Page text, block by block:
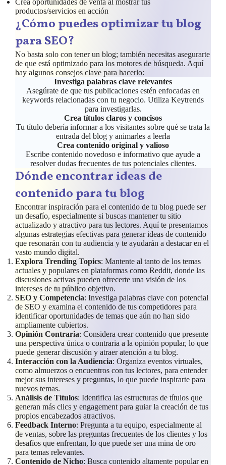
Crea oportunidades de venta al mostrar tus
productos/servicios en acción
¿Cómo puedes optimizar tu blog
para SEO?
No basta solo con tener un blog; también necesitas asegurarte
de que está optimizado para los motores de búsqueda. Aquí
hay algunos consejos clave para hacerlo:
Investiga palabras clave relevantes
Asegúrate de que tus publicaciones estén enfocadas en
keywords relacionadas con tu negocio. Utiliza Keytrends
para investigarlas.
Crea títulos claros y concisos
Tu título debería informar a los visitantes sobre qué se trata la
entrada del blog y animarles a leerla
Crea contenido original y valioso
Escribe contenido novedoso e informativo que ayude a
resolver dudas frecuentes de tus potenciales clientes.
Dónde encontrar ideas de
contenido para tu blog
Encontrar inspiración para el contenido de tu blog puede ser
un desafío, especialmente si buscas mantener tu sitio
actualizado y atractivo para tus lectores. Aquí te presentamos
algunas estrategias efectivas para generar ideas de contenido
que resonarán con tu audiencia y te ayudarán a destacar en el
vasto mundo digital.
Explora Trending Topics: Mantente al tanto de los temas
actuales y populares en plataformas como Reddit, donde las
discusiones activas pueden ofrecerte una visión de los
intereses de tu público objetivo.
SEO y Competencia: Investiga palabras clave con potencial
de SEO y examina el contenido de tus competidores para
identificar oportunidades de temas que aún no han sido
ampliamente cubiertos.
Opinión Contraria: Considera crear contenido que presente
una perspectiva única o contraria a la opinión popular, lo que
puede generar discusión y atraer atención a tu blog.
Interacción con la Audiencia: Organiza eventos virtuales,
como almuerzos o encuentros con tus lectores, para entender
mejor sus intereses y preguntas, lo que puede inspirarte para
nuevos temas.
Análisis de Títulos: Identifica las estructuras de títulos que
generan más clics y engagement para guiar la creación de tus
propios encabezados atractivos.
Feedback Interno: Pregunta a tu equipo, especialmente al
de ventas, sobre las preguntas frecuentes de los clientes y los
desafíos que enfrentan, lo que puede ser una mina de oro
para temas relevantes.
Contenido de Nicho: Busca contenido altamente popular en